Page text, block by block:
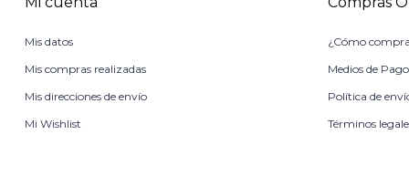
Mis datos
Mis compras realizadas
Mis direcciones de envío
Mi Wishlist
¿Cómo
Medios de Pago
Política de
Términos